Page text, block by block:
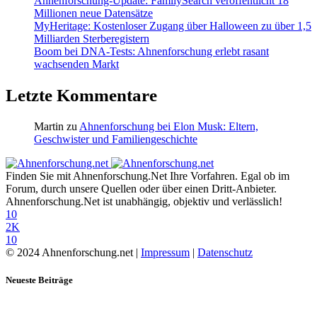
Millionen neue Datensätze
MyHeritage: Kostenloser Zugang über Halloween zu über 1,5
Milliarden Sterberegistern
Boom bei DNA-Tests: Ahnenforschung erlebt rasant
wachsenden Markt
Letzte Kommentare
Martin zu Ahnenforschung bei Elon Musk: Eltern,
Geschwister und Familiengeschichte
Finden Sie mit Ahnenforschung.Net Ihre Vorfahren. Egal ob im
Forum, durch unsere Quellen oder über einen Dritt-Anbieter.
Ahnenforschung.Net ist unabhängig, objektiv und verlässlich!
10
2K
10
© 2024 Ahnenforschung.net | Impressum | Datenschutz
Neueste Beiträge